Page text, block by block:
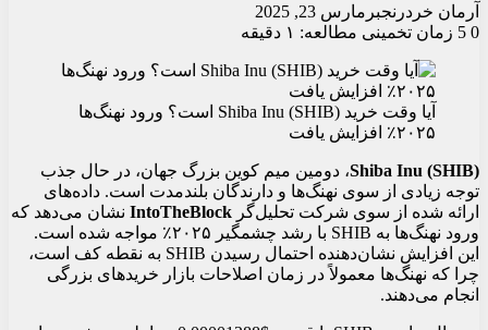
آرمان خردرنجبر مارس 23, 2025
0
زمان تخمینی مطالعه: ۱ دقیقه
آیا وقت خرید Shiba Inu (SHIB) است؟ ورود نهنگ‌ها
۲۰۲۵٪ افزایش یافت
Shiba Inu (SHIB)، دومین میم کوین بزرگ جهان، در حال جذب
توجه زیادی از سوی نهنگ‌ها و دارندگان بلندمدت است. داده‌های
ارائه شده از سوی شرکت تحلیل‌گر IntoTheBlock نشان می‌دهد که
ورود نهنگ‌ها به SHIB با رشد چشمگیر ۲۰۲۵٪ مواجه شده است.
این افزایش نشان‌دهنده احتمال رسیدن SHIB به نقطه کف است،
چرا که نهنگ‌ها معمولاً در زمان اصلاحات بازار خریدهای بزرگی
انجام می‌دهند.